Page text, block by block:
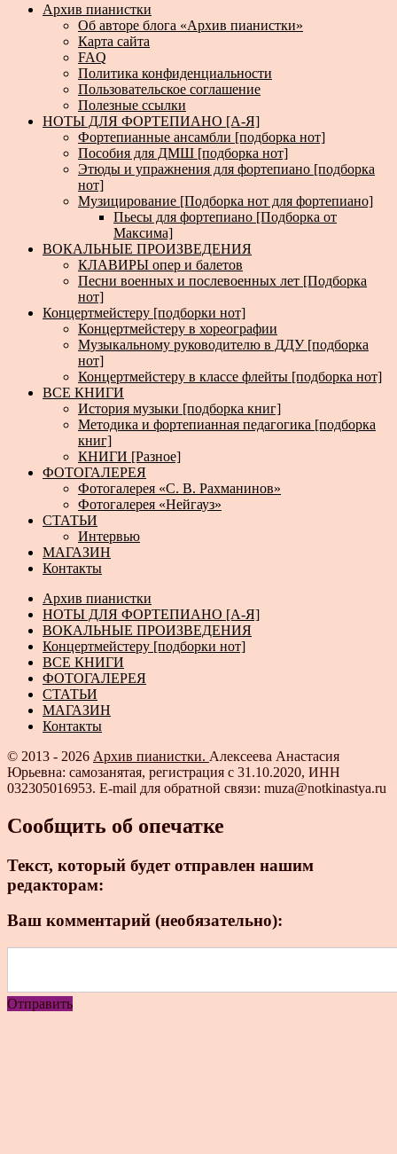
Архив пианистки
Об авторе блога «Архив пианистки»
Карта сайта
FAQ
Политика конфиденциальности
Пользовательское соглашение
Полезные ссылки
НОТЫ ДЛЯ ФОРТЕПИАНО [А-Я]
Фортепианные ансамбли [подборка нот]
Пособия для ДМШ [подборка нот]
Этюды и упражнения для фортепиано [подборка
нот]
Музицирование [Подборка нот для фортепиано]
Пьесы для фортепиано [Подборка от
Максима]
ВОКАЛЬНЫЕ ПРОИЗВЕДЕНИЯ
КЛАВИРЫ опер и балетов
Песни военных и послевоенных лет [Подборка
нот]
Концертмейстеру [подборки нот]
Концертмейстеру в хореографии
Музыкальному руководителю в ДДУ [подборка
нот]
Концертмейстеру в классе флейты [подборка нот]
ВСЕ КНИГИ
История музыки [подборка книг]
Методика и фортепианная педагогика [подборка
книг]
КНИГИ [Разное]
ФОТОГАЛЕРЕЯ
Фотогалерея «С. В. Рахманинов»
Фотогалерея «Нейгауз»
СТАТЬИ
Интервью
МАГАЗИН
Контакты
Архив пианистки
НОТЫ ДЛЯ ФОРТЕПИАНО [А-Я]
ВОКАЛЬНЫЕ ПРОИЗВЕДЕНИЯ
Концертмейстеру [подборки нот]
ВСЕ КНИГИ
ФОТОГАЛЕРЕЯ
СТАТЬИ
МАГАЗИН
Контакты
© 2013 - 2026 Архив пианистки. Алексеева Анастасия
Юрьевна: самозанятая, регистрация с 31.10.2020, ИНН
032305016953. E-mail для обратной связи: muza@notkinastya.ru
Сообщить об опечатке
Текст, который будет отправлен нашим
редакторам:
Ваш комментарий (необязательно):
Отправить